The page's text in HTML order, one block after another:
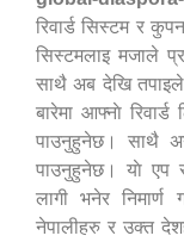
रिवार्ड सिस्टम र
सिस्टमलाइ मजाले
साथै अब देखि
बारेमा आफ्नाे
पाउनुहुनेछ। साथै
पाउनुहुनेछ। याे एप
लागी भनेर निमार्ण
नेपालीहरु र उक्त